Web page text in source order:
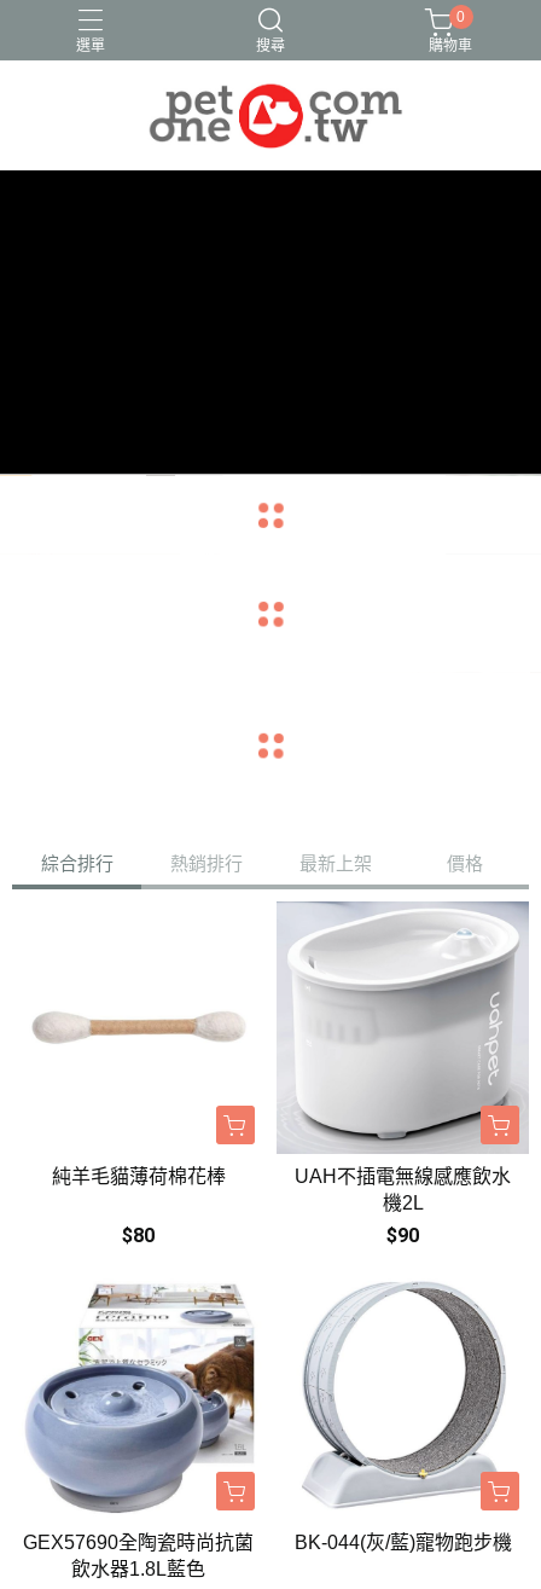
選單 搜尋
0
購物車
綜合排行 熱銷排行 最新上架 價格
純羊毛貓薄荷棉花棒
$80
UAH不插電無線感應飲水
機2L
$90
GEX57690全陶瓷時尚抗菌
飲水器1.8L藍色
BK-044(灰/藍)寵物跑步機